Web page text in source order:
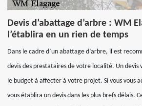
Devis d’abattage d’arbre : WM
l’établira en un rien de temps
Dans le cadre d’un abattage d’arbre, il est
devis des prestataires de votre localité. Un devis
le budget à affecter à votre projet. Si vous vous
vous établira un devis dans les plus brefs délais.